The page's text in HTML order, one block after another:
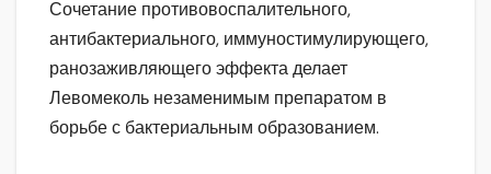
Сочетание противовоспалительного,
антибактериального, иммуностимулирующего,
ранозаживляющего эффекта делает
Левомеколь незаменимым препаратом в
борьбе с бактериальным образованием.